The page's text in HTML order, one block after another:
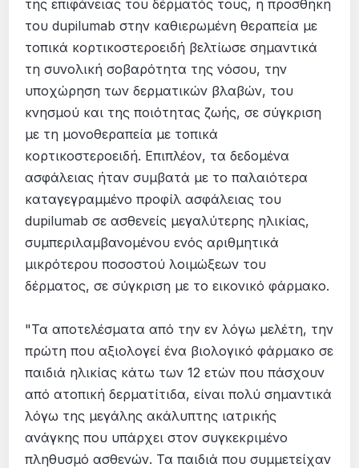
της επιφάνειας του δέρματός τους, η προσθήκη
του dupilumab στην καθιερωμένη θεραπεία με
τοπικά κορτικοστεροειδή βελτίωσε σημαντικά
τη συνολική σοβαρότητα της νόσου, την
υποχώρηση των δερματικών βλαβών, του
κνησμού και της ποιότητας ζωής, σε σύγκριση
με τη μονοθεραπεία με τοπικά
κορτικοστεροειδή. Επιπλέον, τα δεδομένα
ασφάλειας ήταν συμβατά με το παλαιότερα
καταγεγραμμένο προφίλ ασφάλειας του
dupilumab σε ασθενείς μεγαλύτερης ηλικίας,
συμπεριλαμβανομένου ενός αριθμητικά
μικρότερου ποσοστού λοιμώξεων του
δέρματος, σε σύγκριση με το εικονικό φάρμακο.
"Τα αποτελέσματα από την εν λόγω μελέτη, την
πρώτη που αξιολογεί ένα βιολογικό φάρμακο σε
παιδιά ηλικίας κάτω των 12 ετών που πάσχουν
από ατοπική δερματίτιδα, είναι πολύ σημαντικά
λόγω της μεγάλης ακάλυπτης ιατρικής
ανάγκης που υπάρχει στον συγκεκριμένο
πληθυσμό ασθενών. Τα παιδιά που συμμετείχαν